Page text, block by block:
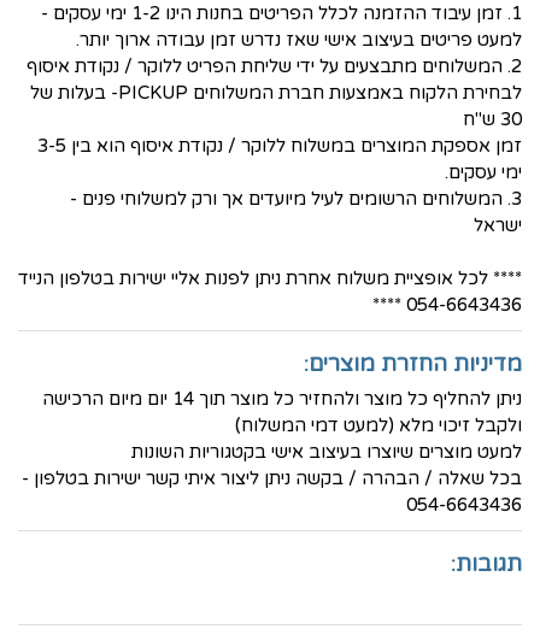
1. זמן עיבוד ההזמנה לכלל הפריטים בחנות הינו 1-2 ימי עסקים -
למעט פריטים בעיצוב אישי שאז נדרש זמן עבודה ארוך יותר.
2. המשלוחים מתבצעים על ידי שליחת הפריט ללוקר / נקודת איסוף
לבחירת הלקוח באמצעות חברת המשלוחים PICKUP- בעלות של
30 ש"ח
זמן אספקת המוצרים במשלוח ללוקר / נקודת איסוף הוא בין 3-5
ימי עסקים.
3. המשלוחים הרשומים לעיל מיועדים אך ורק למשלוחי פנים -
ישראל
**** לכל אופציית משלוח אחרת ניתן לפנות אליי ישירות בטלפון הנייד
054-6643436 ****
מדיניות החזרת מוצרים:
ניתן להחליף כל מוצר ולהחזיר כל מוצר תוך 14 יום מיום הרכישה
ולקבל זיכוי מלא (למעט דמי המשלוח)
למעט מוצרים שיוצרו בעיצוב אישי בקטגוריות השונות
בכל שאלה / הבהרה / בקשה ניתן ליצור איתי קשר ישירות בטלפון -
054-6643436
תגובות: